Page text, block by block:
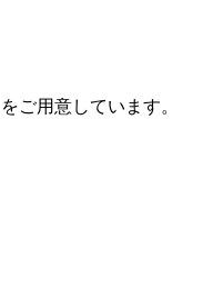
ご用意しています。